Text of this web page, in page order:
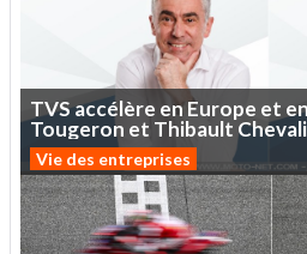
TVSaccélère enEurope et
Tougeron et Thibault
Vie des entreprises